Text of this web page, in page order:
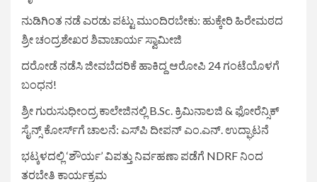
ನುಡಿಗಿಂತ ನಡೆ ಎರಡು ಪಟ್ಟು ಮುಂದಿರಬೇಕು: ಹುಕ್ಕೇರಿ ಹಿರೇಮಠದ
ಶ್ರೀ ಚಂದ್ರಶೇಖರ ಶಿವಾಚಾರ್ಯ ಸ್ವಾಮೀಜಿ
ದರೋಡೆ ನಡೆಸಿ ಜೀವಬೆದರಿಕೆ ಹಾಕಿದ್ದ ಆರೋಪಿ 24 ಗಂಟೆಯೊಳಗೆ
ಬಂಧನ!
ಶ್ರೀ ಗುರುಸುಧೀಂದ್ರ ಕಾಲೇಜಿನಲ್ಲಿ B.Sc. ಕ್ರಿಮಿನಾಲಜಿ & ಫೋರೆನ್ಸಿಕ್
ಸೈನ್ಸ್ ಕೋರ್ಸ್‌ಗೆ ಚಾಲನೆ: ಎಸ್‌ಪಿ ದೀಪನ್ ಎಂ.ಎನ್. ಉದ್ಘಾಟನೆ
ಭಟ್ಕಳದಲ್ಲಿ ‘ಶೌರ್ಯ’ ವಿಪತ್ತು ನಿರ್ವಹಣಾ ಪಡೆಗೆ NDRF ನಿಂದ
ತರಬೇತಿ ಕಾರ್ಯಕ್ರಮ